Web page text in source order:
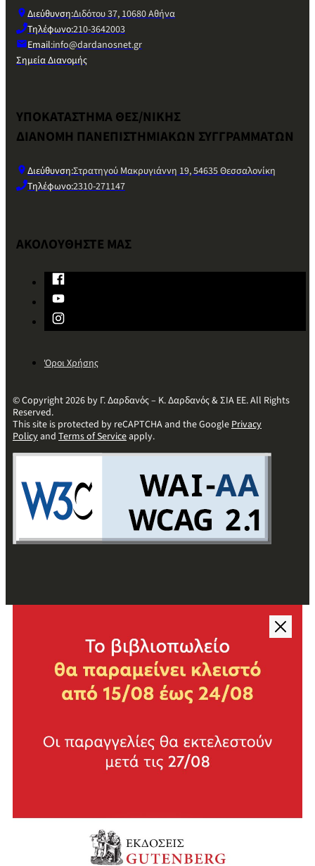
Διεύθυνση:Διδότου 37, 10680 Αθήνα
Τηλέφωνο:210-3642003
Email:info@dardanosnet.gr
Σημεία Διανομής
ΥΠΟΚΑΤΑΣΤΗΜΑ ΘΕΣ/ΝΙΚΗΣ
ΔΙΑΝΟΜΗ ΠΑΝΕΠΙΣΤΗΜΙΑΚΩΝ ΣΥΓΓΡΑΜΜΑΤΩΝ
Διεύθυνση:Στρατηγού Μακρυγιάννη 19, 54635 Θεσσαλονίκη
Τηλέφωνο:2310-271147
ΑΚΟΛΟΥΘΗΣΤΕ ΜΑΣ
Όροι Χρήσης
© Copyright 2026 by Γ. Δαρδανός – Κ. Δαρδανός & ΣΙΑ ΕΕ. All Rights
Reserved.
This site is protected by reCAPTCHA and the GooglePrivacy
Policyand Terms of Serviceapply.